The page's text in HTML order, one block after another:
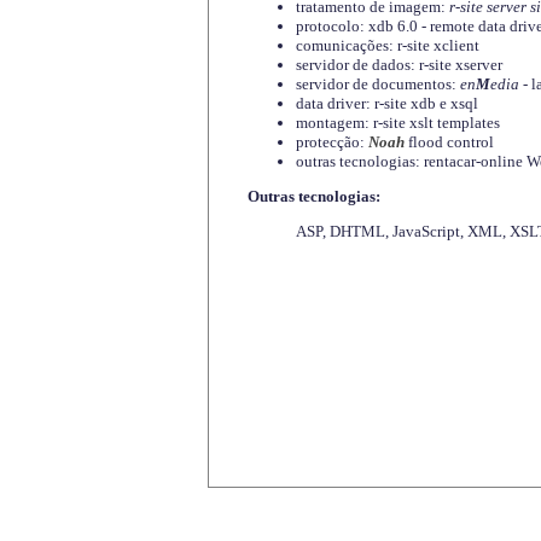
tratamento de imagem: r-site server
protocolo: xdb 6.0 - remote data
comunicações: r-site xclient
servidor de dados: r-site xserver
servidor de documentos: enMedia -
data driver: r-site xdb e xsql
montagem: r-site xslt templates
protecção: Noahflood control
outras tecnologias: rentacar-online
Outras tecnologias:
ASP, DHTML, JavaScript, XML,